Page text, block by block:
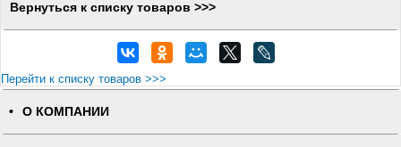
Вернуться к списку товаров >>>
Перейти к списку товаров >>>
О КОМПАНИИ